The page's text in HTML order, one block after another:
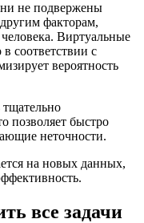
не подвержены
факторам,
Виртуальные
соответствии с
вероятность
позволяет быстро
неточности.
на новых данных,
все задачи